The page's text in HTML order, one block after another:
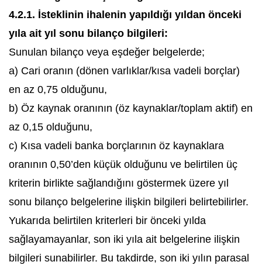
4.2.1. İsteklinin ihalenin yapıldığı yıldan önceki
yıla ait yıl sonu bilanço bilgileri:
Sunulan bilanço veya eşdeğer belgelerde;
a) Cari oranın (dönen varlıklar/kısa vadeli borçlar)
en az 0,75 olduğunu,
b) Öz kaynak oranının (öz kaynaklar/toplam aktif) en
az 0,15 olduğunu,
c) Kısa vadeli banka borçlarının öz kaynaklara
oranının 0,50’den küçük olduğunu ve belirtilen üç
kriterin birlikte sağlandığını göstermek üzere yıl
sonu bilanço belgelerine ilişkin bilgileri belirtebilirler.
Yukarıda belirtilen kriterleri bir önceki yılda
sağlayamayanlar, son iki yıla ait belgelerine ilişkin
bilgileri sunabilirler. Bu takdirde, son iki yılın parasal